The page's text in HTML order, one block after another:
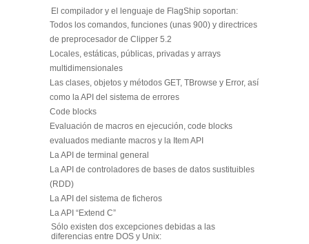
El compilador y el lenguaje de FlagShip soportan:
Todos los comandos, funciones (unas 900) y directrices
de preprocesador de Clipper 5.2
Locales, estáticas, públicas, privadas y arrays
multidimensionales
Las clases, objetos y métodos GET, TBrowse y Error, así
como la API del sistema de errores
Code blocks
Evaluación de macros en ejecución, code blocks
evaluados mediante macros y la Item API
La API de terminal general
La API de controladores de bases de datos sustituibles
(RDD)
La API del sistema de ficheros
La API “Extend C”
Sólo existen dos excepciones debidas a las
diferencias entre DOS y Unix: